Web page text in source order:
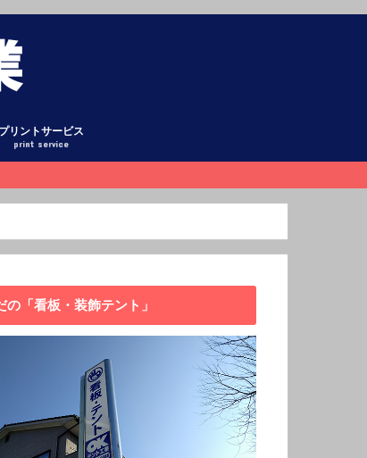
プリントサービス
print service
の「看板・装飾テント」